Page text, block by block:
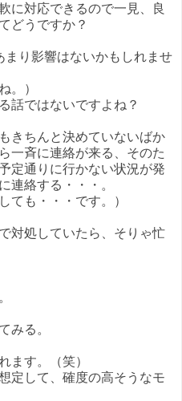
に対応できるので一見、良
どうですか？
り影響はないかもしれませ
。）
話ではないですよね？
きちんと決めていないばか
一斉に連絡が来る、そのた
定通りに行かない状況が発
連絡する・・・。
ても・・・です。）
対処していたら、そりゃ忙
みる。
ます。（笑）
定して、確度の高そうなモ